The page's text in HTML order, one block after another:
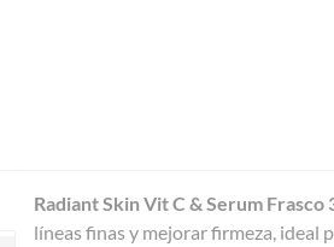
Radiant Skin Vit C & Serum
líneas finas y mejorar firmeza, ideal